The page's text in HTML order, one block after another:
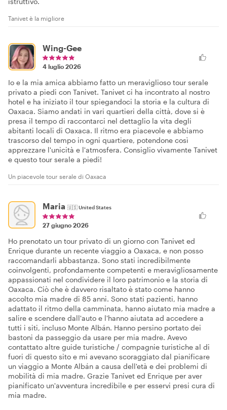
Tanivet è la migliore
Wing-Gee
4 luglio 2026
Io e la mia amica abbiamo fatto un meraviglioso tour serale
privato a piedi con Tanivet. Tanivet ci ha incontrato al nostro
hotel e ha iniziato il tour spiegandoci la storia e la cultura di
Oaxaca. Siamo andati in vari quartieri della città, dove si è
presa il tempo di raccontarci nel dettaglio la vita degli
abitanti locali di Oaxaca. Il ritmo era piacevole e abbiamo
trascorso del tempo in ogni quartiere, potendone così
apprezzare l'unicità e l'atmosfera. Consiglio vivamente Tanivet
e questo tour serale a piedi!
Un piacevole tour serale di Oaxaca
Maria 🇺🇸United States
27 giugno 2026
Ho prenotato un tour privato di un giorno con Tanivet ed
Enrique durante un recente viaggio a Oaxaca, e non posso
raccomandarli abbastanza. Sono stati incredibilmente
coinvolgenti, profondamente competenti e meravigliosamente
appassionati nel condividere il loro patrimonio e la storia di
Oaxaca. Ciò che è davvero risaltato è stato come hanno
accolto mia madre di 85 anni. Sono stati pazienti, hanno
adattato il ritmo della camminata, hanno aiutato mia madre a
salire e scendere dall'auto e l'hanno aiutata ad accedere a
tutti i siti, incluso Monte Albán. Hanno persino portato dei
bastoni da passeggio da usare per mia madre. Avevo
contattato altre guide turistiche / compagnie turistiche al di
fuori di questo sito e mi avevano scoraggiato dal pianificare
un viaggio a Monte Albán a causa dell'età e dei problemi di
mobilità di mia madre. Grazie Tanivet ed Enrique per aver
pianificato un'avventura incredibile e per esservi presi cura di
mia madre.